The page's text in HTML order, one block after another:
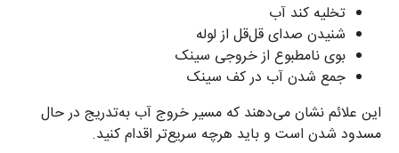
تخلیه کند آب
شنیدن صدای قل‌قل از لوله
بوی نامطبوع از خروجی سینک
جمع شدن آب در کف سینک
این علائم نشان می‌دهند که مسیر خروج آب به‌تدریج در حال
مسدود شدن است و باید هرچه سریع‌تر اقدام کنید.